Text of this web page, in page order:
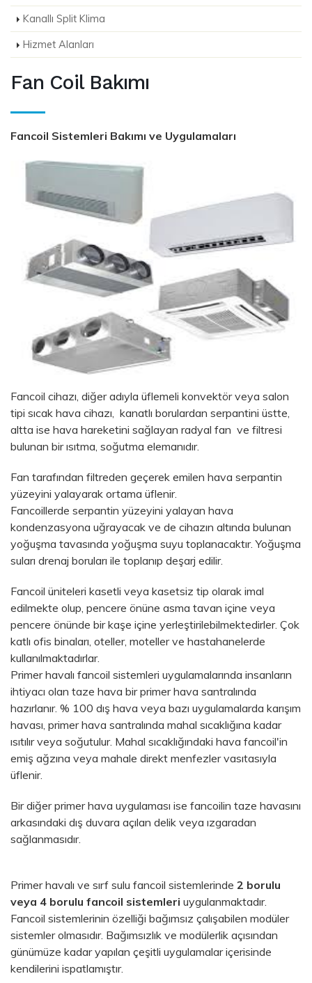
Kanallı Split Klima
Hizmet Alanları
Fan Coil Bakımı
Fancoil Sistemleri Bakımı ve Uygulamaları
Fancoil cihazı, diğer adıyla üflemeli konvektör veya salon
tipi sıcak hava cihazı, kanatlı borulardan serpantini üstte,
altta ise hava hareketini sağlayan radyal fan ve filtresi
bulunan bir ısıtma, soğutma elemanıdır.
Fan tarafından filtreden geçerek emilen hava serpantin
yüzeyini yalayarak ortama üflenir.
Fancoillerde serpantin yüzeyini yalayan hava
kondenzasyona uğrayacak ve de cihazın altında bulunan
yoğuşma tavasında yoğuşma suyu toplanacaktır. Yoğuşma
suları drenaj boruları ile toplanıp deşarj edilir.
Fancoil üniteleri kasetli veya kasetsiz tip olarak imal
edilmekte olup, pencere önüne asma tavan içine veya
pencere önünde bir kaşe içine yerleştirilebilmektedirler. Çok
katlı ofis binaları, oteller, moteller ve hastahanelerde
kullanılmaktadırlar.
Primer havalı fancoil sistemleri uygulamalarında insanların
ihtiyacı olan taze hava bir primer hava santralında
hazırlanır. % 100 dış hava veya bazı uygulamalarda karışım
havası, primer hava santralında mahal sıcaklığına kadar
ısıtılır veya soğutulur. Mahal sıcaklığındaki hava fancoil'in
emiş ağzına veya mahale direkt menfezler vasıtasıyla
üflenir.
Bir diğer primer hava uygulaması ise fancoilin taze havasını
arkasındaki dış duvara açılan delik veya ızgaradan
sağlanmasıdır.
Primer havalı ve sırf sulu fancoil sistemlerinde 2 borulu
veya 4 borulu fancoil sistemleri uygulanmaktadır.
Fancoil sistemlerinin özelliği bağımsız çalışabilen modüler
sistemler olmasıdır. Bağımsızlık ve modülerlik açısından
günümüze kadar yapılan çeşitli uygulamalar içerisinde
kendilerini ispatlamıştır.